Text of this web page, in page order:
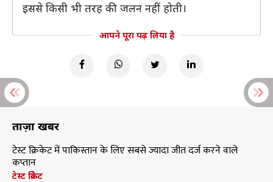
इससे किसी भी तरह की जलन नहीं होती।
आपने पूरा पढ़ लिया है
ताज़ा खबरें
टेस्ट क्रिकेट में पाकिस्तान के लिए सबसे ज्यादा जीत दर्ज करने वाले
कप्तान
टेस्ट क्रिकेट